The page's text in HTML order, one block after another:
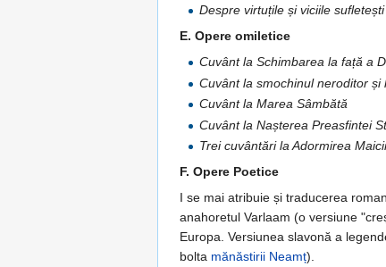
Despre virtuțile și viciile
E. Opere omiletice
Cuvânt la Schimbarea la față a
Cuvânt la smochinul neroditor și
Cuvânt la Marea Sâmbătă
Cuvânt la Nașterea Preasfintei
Trei cuvântări la Adormirea
F. Opere Poetice
I se mai atribuie și traducerea
anahoretul Varlaam (o versiune
Europa. Versiunea slavonă a
bolta mănăstirii Neamț).